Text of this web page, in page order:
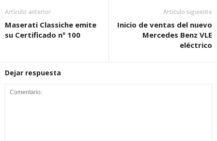
Artículo anterior
Maserati Classiche emite
su Certificado nº 100
Artículo siguiente
Inicio de ventas del nuevo
Mercedes Benz VLE
eléctrico
Dejar respuesta